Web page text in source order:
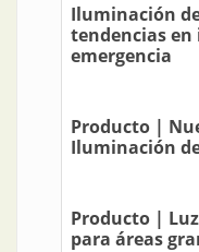
Iluminación
tendencias
emergencia
Producto |
Iluminación
Producto |
para áreas